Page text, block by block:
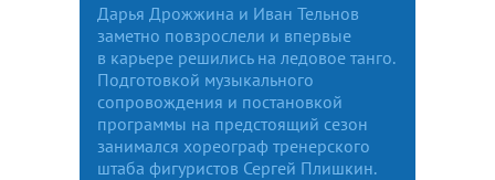
Дарья Дрожжина и Иван Тельнов
заметно повзрослели и впервые
в карьере решились на ледовое танго.
Подготовкой музыкального
сопровождения и постановкой
программы на предстоящий сезон
занимался хореограф тренерского
штаба фигуристов Сергей Плишкин.